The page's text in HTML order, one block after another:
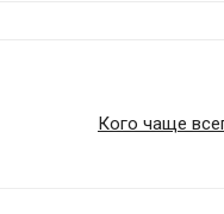
Кого чаще